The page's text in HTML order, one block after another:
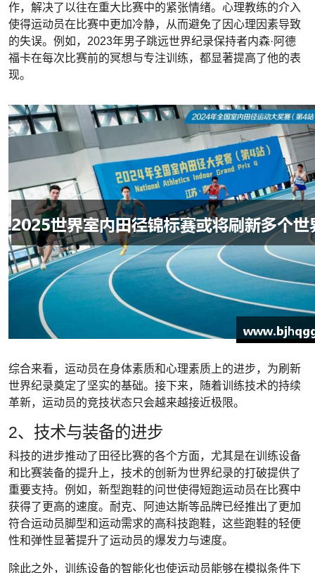
作，解决了以往在重大比赛中的紧张情绪。心理教练的介入
使得运动员在比赛中更加冷静，从而避免了因心理因素导致
的失误。例如，2023年男子跳远世界纪录保持者内森·阿德
福卡在每次比赛前的冥想与专注训练，都显著提高了他的表
现。
综合来看，运动员在身体素质和心理素质上的进步，为刷新
世界纪录奠定了坚实的基础。接下来，随着训练技术的持续
革新，运动员的竞技状态只会越来越接近极限。
2、技术与装备的进步
科技的进步推动了田径比赛的各个方面，尤其是在训练设备
和比赛装备的提升上，技术的创新为世界纪录的打破提供了
重要支持。例如，新型跑鞋的问世使得短跑运动员在比赛中
获得了更高的速度。耐克、阿迪达斯等品牌已经推出了更加
符合运动员脚型和运动需求的高科技跑鞋，这些跑鞋的轻便
性和弹性显著提升了运动员的爆发力与速度。
除此之外，训练设备的智能化也使运动员能够在模拟条件下